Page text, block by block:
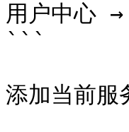
用户中心
```
添加当前服